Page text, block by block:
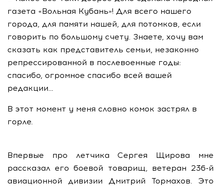
газета «Вольная Кубань»! Для всего нашего
города, для памяти нашей, для потомков, если
говорить по большому счету. Знаете, хочу вам
сказать как представитель семьи, незаконно
репрессированной в послевоенные годы:
спасибо, огромное спасибо всей вашей
редакции…
В этот момент у меня словно комок застрял в
горле.
Впервые про летчика Сергея Щирова мне
рассказал его боевой товарищ, ветеран 236-й
авиационной дивизии Дмитрий Тормахов. Это